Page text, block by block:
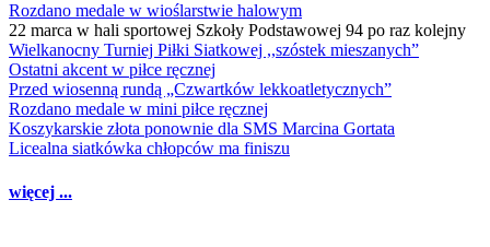
Rozdano medale w wioślarstwie halowym
22 marca w hali sportowej Szkoły Podstawowej 94 po raz kolejny
Wielkanocny Turniej Piłki Siatkowej ,,szóstek mieszanych”
Ostatni akcent w piłce ręcznej
Przed wiosenną rundą „Czwartków lekkoatletycznych”
Rozdano medale w mini piłce ręcznej
Koszykarskie złota ponownie dla SMS Marcina Gortata
Licealna siatkówka chłopców ma finiszu
więcej ...